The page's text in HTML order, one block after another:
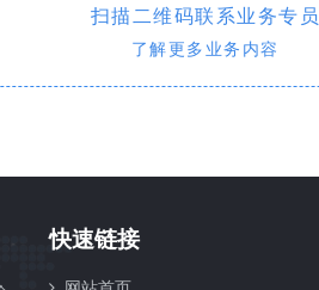
扫描二维码联系业务专员
了解更多业务内容
快速链接